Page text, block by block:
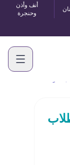
أنف وأذن
وحنجرة